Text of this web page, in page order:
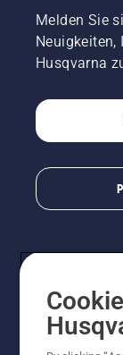
Melden Sie
Husqvarna